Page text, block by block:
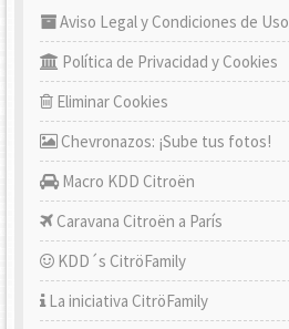
Aviso Legal y Condiciones de Uso
Política de Privacidad y Cookies
Eliminar Cookies
Chevronazos: ¡Sube tus fotos!
Macro KDD Citroën
Caravana Citroën a París
KDD´s CitröFamily
La iniciativa CitröFamily